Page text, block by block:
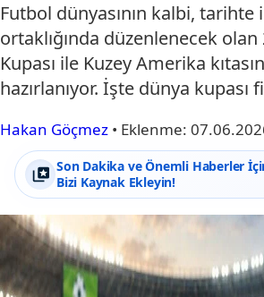
Futbol dünyasının kalbi,
ortaklığında düzenlenecek olan
Kupası ile Kuzey Amerika
hazırlanıyor. İşte dünya
Hakan Göçmez • Eklenme:
Son Dakika ve Önemli Haberler
Bizi Kaynak Ekleyin!